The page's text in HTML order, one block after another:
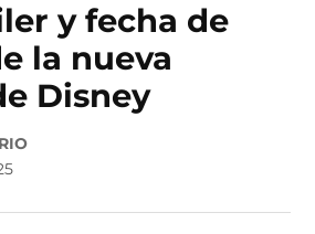
y fecha de
la nueva
Disney